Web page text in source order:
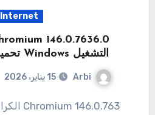
Internet
التشغيل Windows تحميل مجاني 2026
Arbi 15 يناير، 2026
146.0.763 Chromium الكراك زائد احدث اصدار